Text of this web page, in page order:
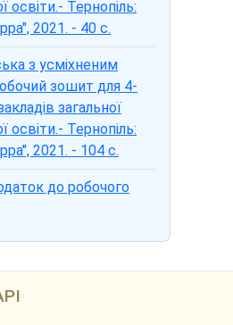
освіти.- Тернопіль:
2021. - 40 с.
з усміхненим
зошит для 4-
загальної
освіти.- Тернопіль:
2021. - 104 с.
до робочого